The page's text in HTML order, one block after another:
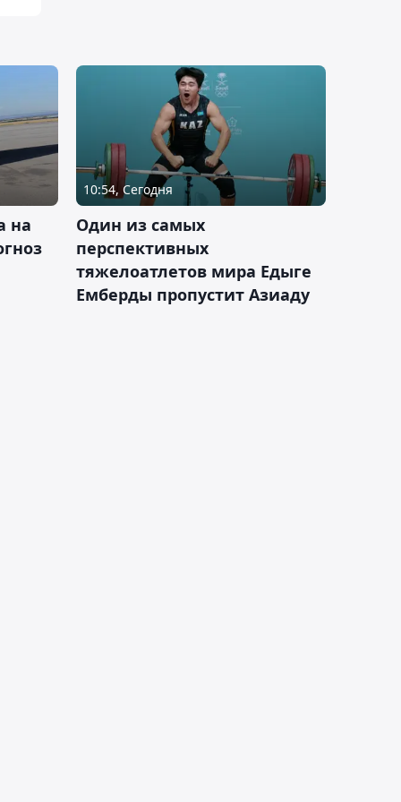
на
10:54, Сегодня
Один из самых
перспективных
тяжелоатлетов мира Едыге
Емберды пропустит Азиаду